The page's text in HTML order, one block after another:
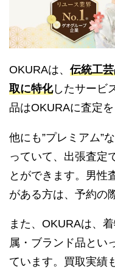
OKURAは、 伝統工
取に特化したサービ
品はOKURAに査定
他にも”プレミアム”
っていて、出張査定
とができます。男性
がある方は、予約の
また、OKURAは、
属・ブランド品とい
ています。買取実績